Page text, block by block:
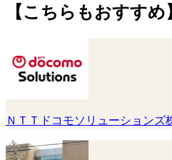
【こちらもおすすめ
ＮＴＴドコモソリューションズ